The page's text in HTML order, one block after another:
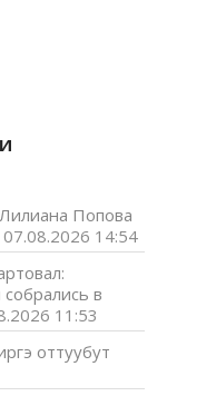
Попова
07.08.2026 14:54
в
11:53
оттуубут